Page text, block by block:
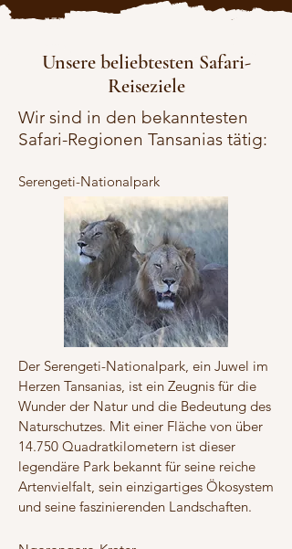
Unsere beliebtesten Safari-
Reiseziele
Wir sind in den bekanntesten
Safari-Regionen Tansanias tätig:
Serengeti-Nationalpark
Der Serengeti-Nationalpark, ein Juwel im
Herzen Tansanias, ist ein Zeugnis für die
Wunder der Natur und die Bedeutung des
Naturschutzes. Mit einer Fläche von über
14.750 Quadratkilometern ist dieser
legendäre Park bekannt für seine reiche
Artenvielfalt, sein einzigartiges Ökosystem
und seine faszinierenden Landschaften.